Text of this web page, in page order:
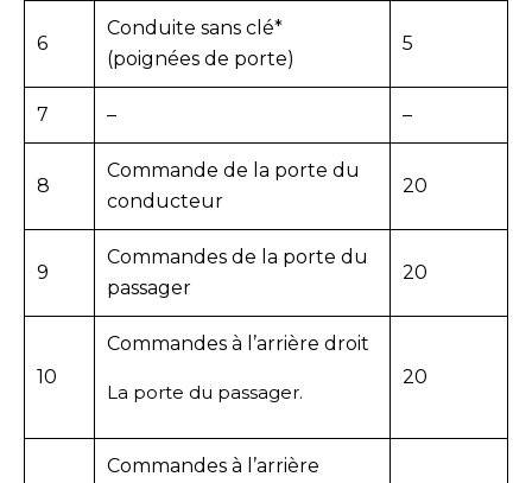
6
Conduite sans clé*
(poignées de porte)
5
7 – –
8
Commande de la porte du
conducteur
20
9
Commandes de la porte du
passager
20
10
Commandes à l’arrière droit
La porte du passager.
20
Commandes à l’arrière